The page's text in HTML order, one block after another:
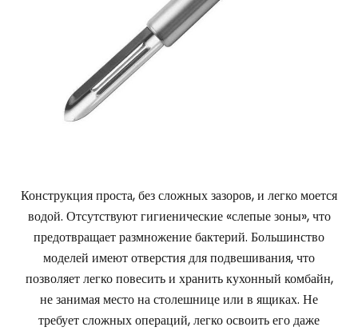
Конструкция проста, без сложных зазоров, и легко моется
водой. Отсутствуют гигиенические «слепые зоны», что
предотвращает размножение бактерий. Большинство
моделей имеют отверстия для подвешивания, что
позволяет легко повесить и хранить кухонный комбайн,
не занимая место на столешнице или в ящиках. Не
требует сложных операций, легко освоить его даже